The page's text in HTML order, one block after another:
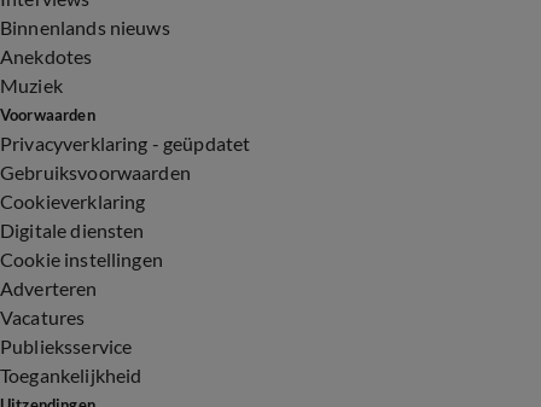
Binnenlands nieuws
Anekdotes
Muziek
Voorwaarden
Privacyverklaring - geüpdatet
Gebruiksvoorwaarden
Cookieverklaring
Digitale diensten
Cookie instellingen
Adverteren
Vacatures
Publieksservice
Toegankelijkheid